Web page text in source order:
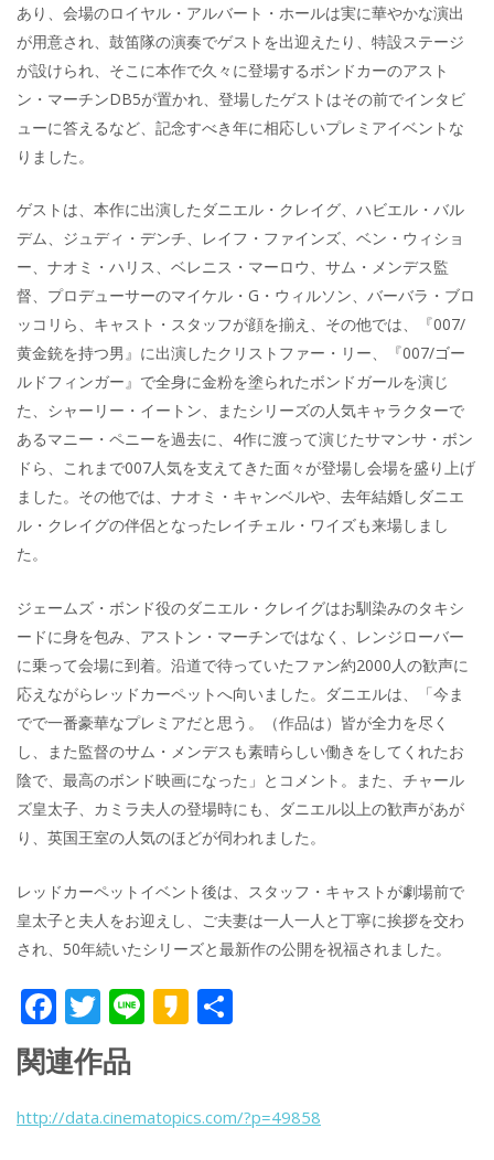
あり、会場のロイヤル・アルバート・ホールは実に華やかな演出
が用意され、鼓笛隊の演奏でゲストを出迎えたり、特設ステージ
が設けられ、そこに本作で久々に登場するボンドカーのアスト
ン・マーチンDB5が置かれ、登場したゲストはその前でインタビ
ューに答えるなど、記念すべき年に相応しいプレミアイベントな
りました。
ゲストは、本作に出演したダニエル・クレイグ、ハビエル・バル
デム、ジュディ・デンチ、レイフ・ファインズ、ベン・ウィショ
ー、ナオミ・ハリス、ベレニス・マーロウ、サム・メンデス監
督、プロデューサーのマイケル・G・ウィルソン、バーバラ・ブロ
ッコリら、キャスト・スタッフが顔を揃え、その他では、『007/
黄金銃を持つ男』に出演したクリストファー・リー、『007/ゴー
ルドフィンガー』で全身に金粉を塗られたボンドガールを演じ
た、シャーリー・イートン、またシリーズの人気キャラクターで
あるマニー・ペニーを過去に、4作に渡って演じたサマンサ・ボン
ドら、これまで007人気を支えてきた面々が登場し会場を盛り上げ
ました。その他では、ナオミ・キャンベルや、去年結婚しダニエ
ル・クレイグの伴侶となったレイチェル・ワイズも来場しまし
た。
ジェームズ・ボンド役のダニエル・クレイグはお馴染みのタキシ
ードに身を包み、アストン・マーチンではなく、レンジローバー
に乗って会場に到着。沿道で待っていたファン約2000人の歓声に
応えながらレッドカーペットへ向いました。ダニエルは、「今ま
でで一番豪華なプレミアだと思う。（作品は）皆が全力を尽く
し、また監督のサム・メンデスも素晴らしい働きをしてくれたお
陰で、最高のボンド映画になった」とコメント。また、チャール
ズ皇太子、カミラ夫人の登場時にも、ダニエル以上の歓声があが
り、英国王室の人気のほどが伺われました。
レッドカーペットイベント後は、スタッフ・キャストが劇場前で
皇太子と夫人をお迎えし、ご夫妻は一人一人と丁寧に挨拶を交わ
され、50年続いたシリーズと最新作の公開を祝福されました。
F
ac
e
b
T
w
itt
er
Li K
a
関連作品
http://data.cinematopics.com/?p=49858